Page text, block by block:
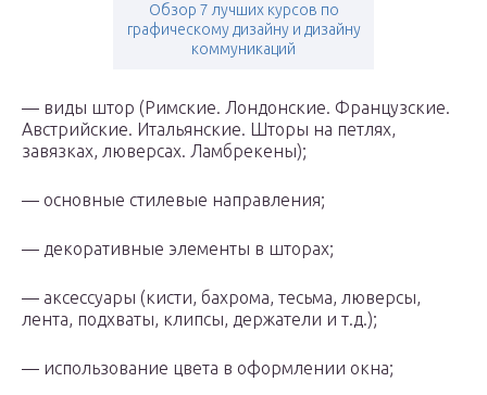
Обзор 7 лучших курсов по
графическому дизайну и дизайну
коммуникаций
— виды штор (Римские. Лондонские. Французские.
Австрийские. Итальянские. Шторы на петлях,
завязках, люверсах. Ламбрекены);
— основные стилевые направления;
— декоративные элементы в шторах;
— аксессуары (кисти, бахрома, тесьма, люверсы,
лента, подхваты, клипсы, держатели и т.д.);
— использование цвета в оформлении окна;